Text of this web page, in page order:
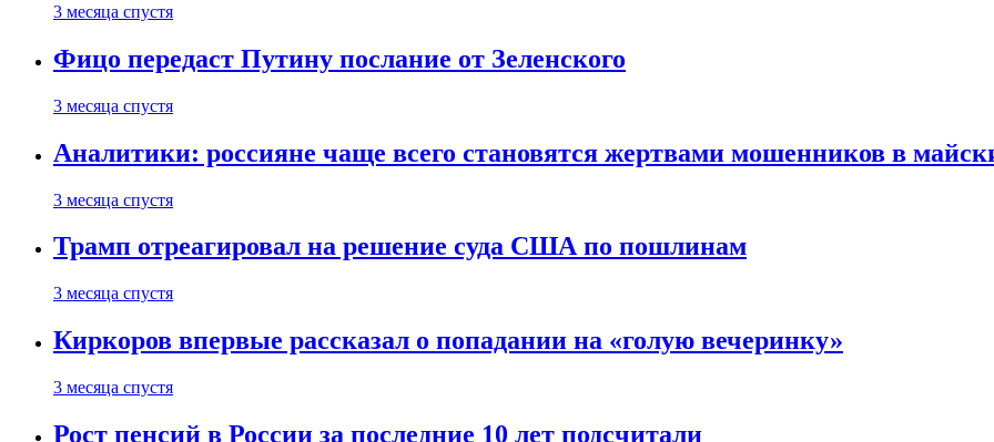
3 месяца спустя
Фицо передаст Путину послание от Зеленского
3 месяца спустя
Аналитики: россияне чаще всего становятся жертвами мошенников в
3 месяца спустя
Трамп отреагировал на решение суда США по пошлинам
3 месяца спустя
Киркоров впервые рассказал о попадании на «голую вечеринку»
3 месяца спустя
Рост пенсий в России за последние 10 лет подсчитали